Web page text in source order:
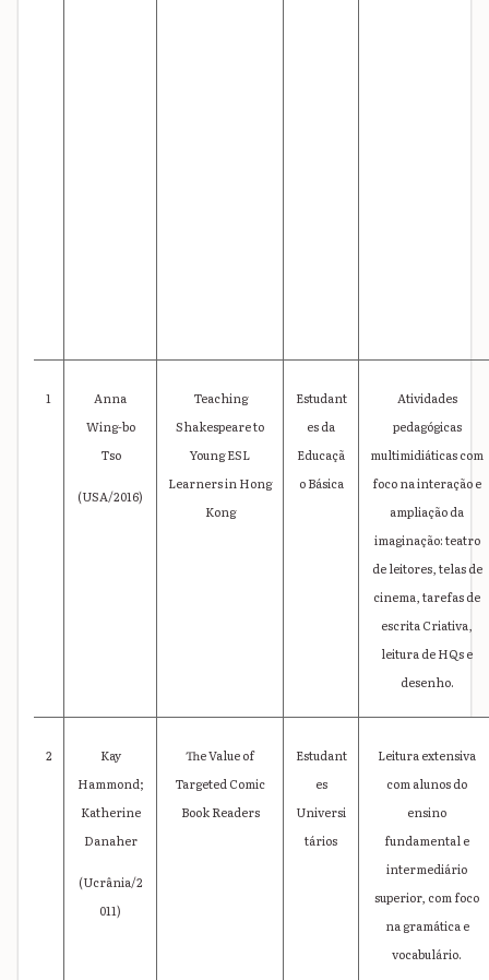
1
Anna
Wing-bo
Tso
(USA/2016)
Teaching
Shakespeare to
Young ESL
Learners in Hong
Kong
Estudant
es da
Educaçã
o Básica
Atividades
pedagógicas
multimidiáticas com
foco na interação e
ampliação da
imaginação: teatro
de leitores, telas de
cinema, tarefas de
escrita Criativa,
leitura de HQs e
desenho.
2
Kay
Hammond;
Katherine
Danaher
(Ucrânia/2
011)
The Value of
Targeted Comic
Book Readers
Estudant
es
Universi
tários
Leitura extensiva
com alunos do
ensino
fundamental e
intermediário
superior, com foco
na gramática e
vocabulário.